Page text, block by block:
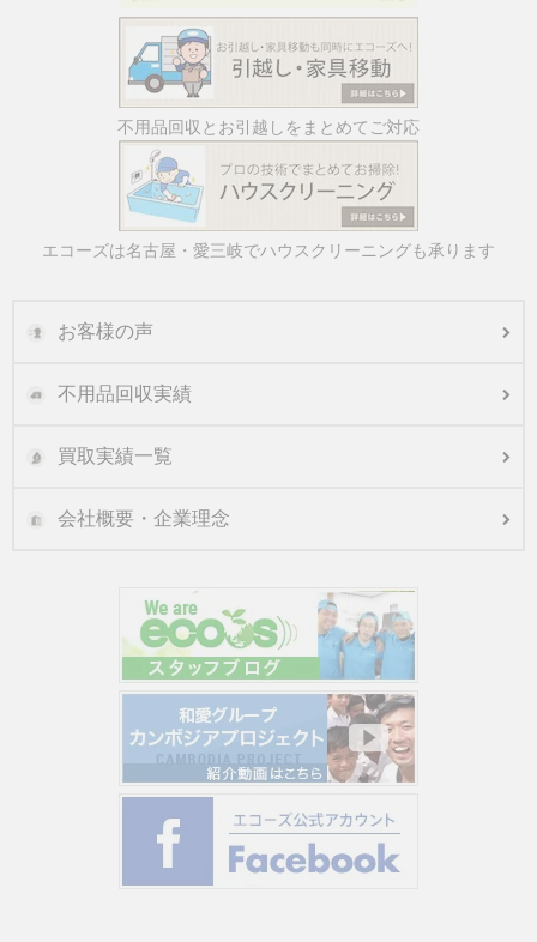
不用品回収とお引越しをまとめてご対応
エコーズは名古屋・愛三岐でハウスクリーニングも承ります
お客様の声
不用品回収実績
買取実績一覧
会社概要・企業理念